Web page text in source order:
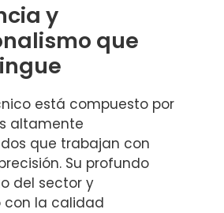
y
que
está compuesto por
altamente
que trabajan con
Su profundo
del sector y
con la calidad